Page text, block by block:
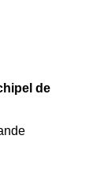
de